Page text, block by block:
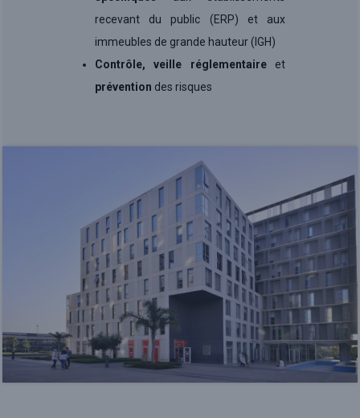
recevant du public (ERP) et aux
immeubles de grande hauteur (IGH)
Contrôle, veille réglementaireet
prévention des risques